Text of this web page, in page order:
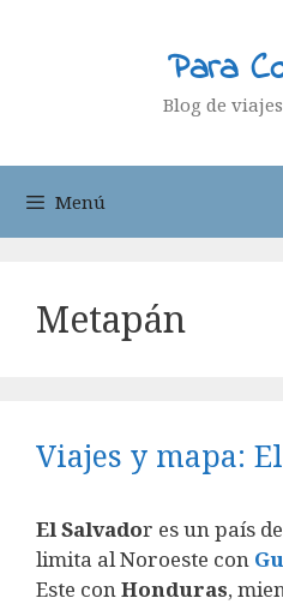
Para
Blog de
Menú
Metapán
Viajes y mapa:
El Salvador es un país de
limita al Noroeste con
Este conHonduras,